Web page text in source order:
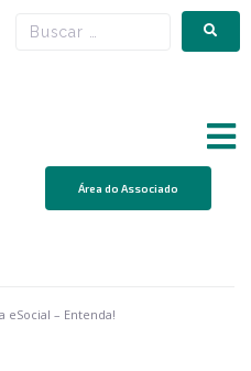
Área do Associado
eSocial – Entenda!